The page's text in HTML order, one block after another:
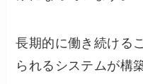
長期的に働き続ける
られるシステムが構